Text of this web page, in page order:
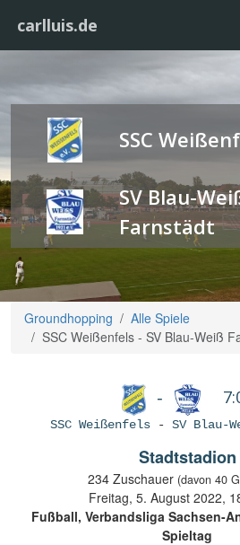
carlluis.de
SSC
SV Blau-
Farnstädt
Groundhopping
Alle Spiele
SSC Weißenfels - SV Blau-Weiß
-
SSC Weißenfels- SV Blau-
Stadtstadion
234 Zuschauer (davon 40
Freitag, 5. August 2022,
Fußball, Verbandsliga Sachsen-
Spieltag